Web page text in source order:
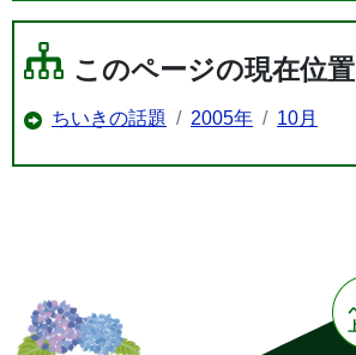
このページの現在位置
ちいきの話題 2005年 10月